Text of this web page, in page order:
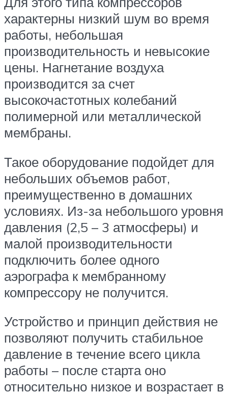
характерны низкий шум во время
работы, небольшая
производительность и невысокие
цены. Нагнетание воздуха
производится за счет
высокочастотных колебаний
полимерной или металлической
мембраны.
Такое оборудование подойдет для
небольших объемов работ,
преимущественно в домашних
условиях. Из-за небольшого уровня
давления (2,5 – 3 атмосферы) и
малой производительности
подключить более одного
аэрографа к мембранному
компрессору не получится.
Устройство и принцип действия не
позволяют получить стабильное
давление в течение всего цикла
работы – после старта оно
относительно низкое и возрастает в